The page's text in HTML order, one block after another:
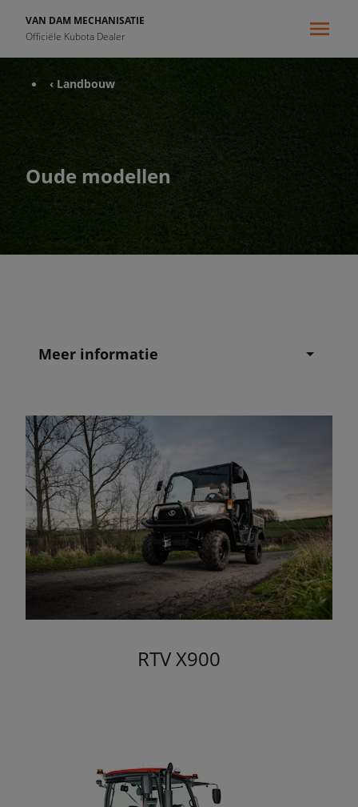
VAN DAM MECHANISATIE
Officiële Kubota Dealer
‹ Landbouw
Oude modellen
Meer informatie
RTV X900